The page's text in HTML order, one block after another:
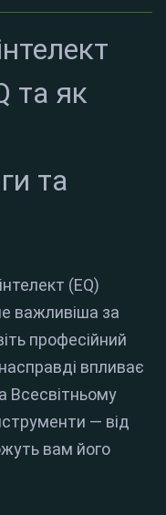
та як
та
(EQ)
важливіша за
професійний
впливає
Всесвітньому
— від
вам його